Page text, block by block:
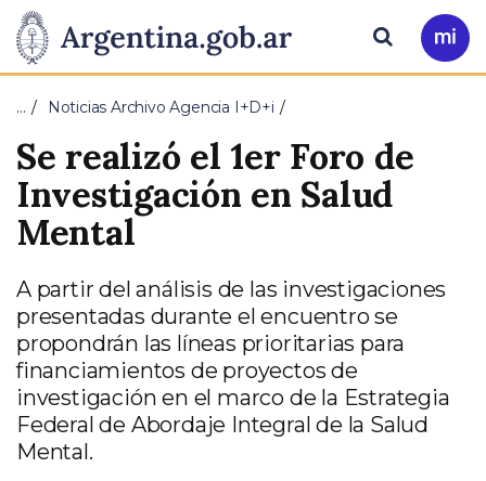
Presidencia
de
la
Nación
Pasar al contenido principal
Ir
a
Buscar
… Noticias Archivo Agencia I+D+i
Se realizó el 1er Foro de
Investigación en Salud
Mental
A partir del análisis de las investigaciones
presentadas durante el encuentro se
propondrán las líneas prioritarias para
financiamientos de proyectos de
investigación en el marco de la Estrategia
Federal de Abordaje Integral de la Salud
Mental.